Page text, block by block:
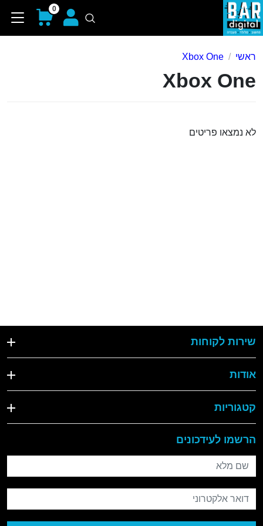
0
ראשי Xbox One
Xbox One
לא נמצאו פריטים
שירות לקוחות
אודות
קטגוריות
הרשמו לעידכונים
שם מלא
דואר אלקטרוני